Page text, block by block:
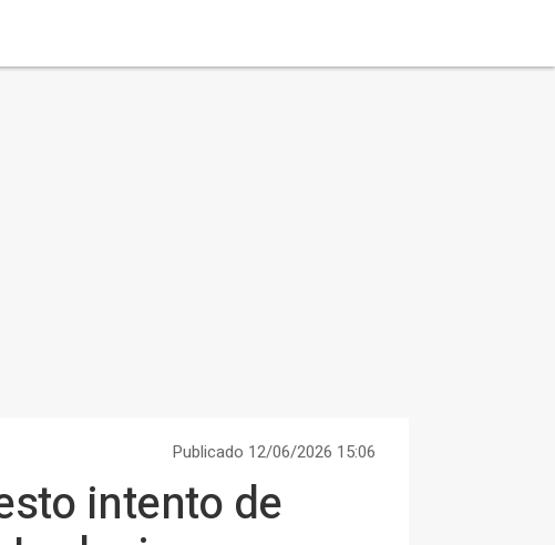
Publicado 12/06/2026 15:06
intento de